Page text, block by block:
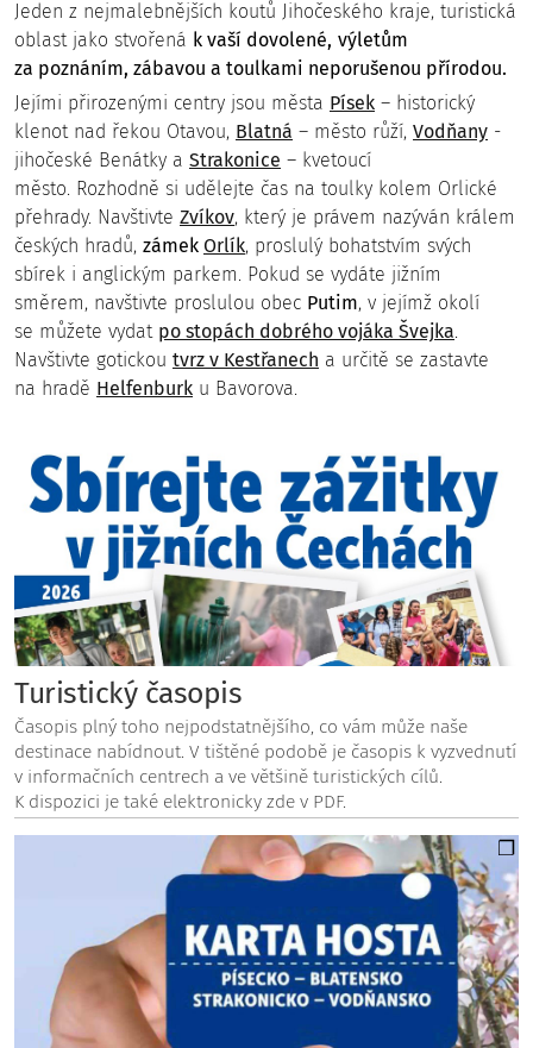
Blatná - Město růží
Zámek Lnáře
Jeden z nejmalebnějších koutů Jihočeského kraje, turistická
oblast jako stvořená k vaší dovolené, výletům
za poznáním, zábavou a toulkami neporušenou přírodou.
Jejími přirozenými centry jsou města Písek – historický
klenot nad řekou Otavou, Blatná – město růží, Vodňany -
jihočeské Benátky a Strakonice – kvetoucí
město. Rozhodně si udělejte čas na toulky kolem Orlické
přehrady. Navštivte Zvíkov, který je právem nazýván králem
českých hradů, zámek Orlík, proslulý bohatstvím svých
sbírek i anglickým parkem. Pokud se vydáte jižním
směrem, navštivte proslulou obec Putim, v jejímž okolí
se můžete vydat po stopách dobrého vojáka Švejka
Navštivte gotickou tvrz v Kestřanech a určitě se zastavte
na hradě Helfenburk u Bavorova.
Turistický časopis
Časopis plný toho nejpodstatnějšího, co vám může naše
destinace nabídnout. V tištěné podobě je časopis k vyzvednutí
v informačních centrech a ve většině turistických cílů.
K dispozici je také elektronicky zde v PDF.